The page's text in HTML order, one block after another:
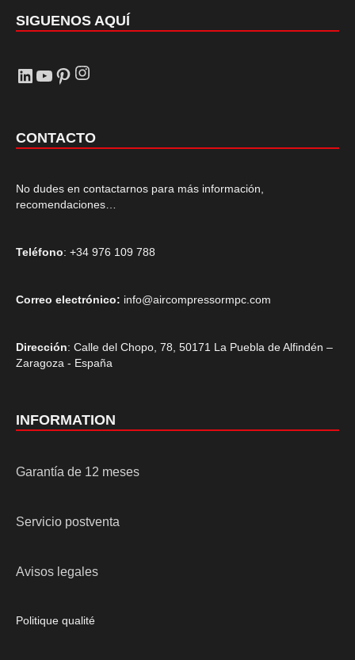
SIGUENOS AQUÍ
LinkedIn
YouTube
Pinterest
Instagram
CONTACTO
No dudes en contactarnos para más información,
recomendaciones…
Teléfono: +34 976 109 788
Correo electrónico: info@aircompressormpc.com
Dirección: Calle del Chopo, 78, 50171 La Puebla de Alfindén –
Zaragoza - España
INFORMATION
Garantía de 12 meses
Servicio postventa
Avisos legales
Politique qualité